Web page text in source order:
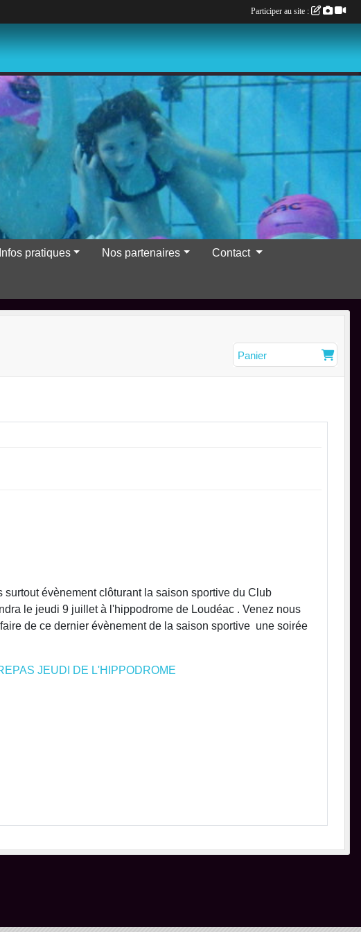
Infos pratiques Nos partenaires Contact
Panier
évènement clôturant la saison sportive du Club
le jeudi 9 juillet à l'hippodrome de Loudéac . Venez nous
de ce dernier évènement de la saison sportive une soirée
JEUDI DE L'HIPPODROME
Participer au site :